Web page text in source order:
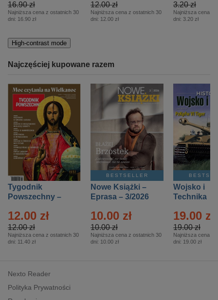
16.90 zł
Najniższa cena z ostatnich 30
dni: 16.90 zł
12.00 zł
Najniższa cena z ostatnich 30
dni: 12.00 zł
3.20 zł
Najniższa cena z
dni: 3.20 zł
High-contrast mode
Najczęściej kupowane razem
Tygodnik
Powszechny –
12.00 zł
12.00 zł
Najniższa cena z ostatnich 30
dni: 11.40 zł
BESTSELLER
Nowe Książki –
Eprasa – 3/2026
10.00 zł
10.00 zł
Najniższa cena z ostatnich 30
dni: 10.00 zł
Wojsko i
Technika
– 2/2026
19.00 zł
19.00 zł
Najniższa cena z
dni: 19.00 zł
Nexto Reader
Polityka Prywatności